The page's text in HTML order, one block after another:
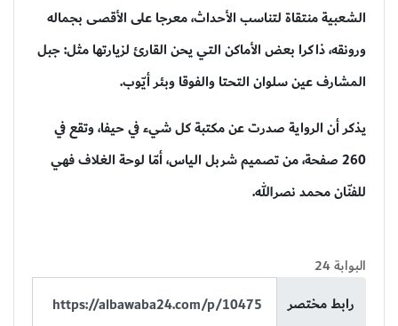
الشعبية منتقاة لتناسب الأحداث، معرجا على الأقصى بجماله
ورونقه، ذاكرا بعض الأماكن التي يحن القارئ لزيارتها مثل: جبل
المشارف عين سلوان التحتا والفوقا وبئر أيّوب.
يذكر أن الرواية صدرتعن مكتبة كل شيء في حيفا، وتقع في
260 صفحة، من تصميم شربل الياس، أمّا لوحة الغلاف فهي
للفنّان محمد نصرالله.
البوابة 24
رابط مختصر